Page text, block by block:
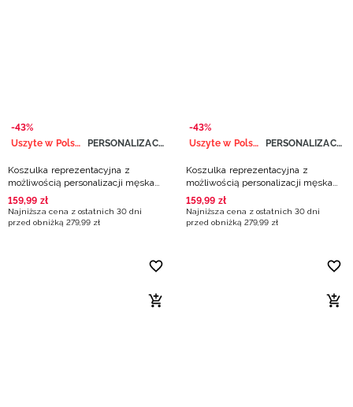
-43%
Uszyte w Polsce
PERSONALIZACJA
Koszulka reprezentacyjna z
możliwością personalizacji męska
4F x PZKOSZ - biała
159,99 zł
Najniższa cena z ostatnich 30 dni
przed obniżką 279,99 zł
-43%
Uszyte w Polsce
PERSONALIZACJA
Koszulka reprezentacyjna z
możliwością personalizacji męska
4F x PZKOSZ - czerwona
159,99 zł
Najniższa cena z ostatnich 30 dni
przed obniżką 279,99 zł